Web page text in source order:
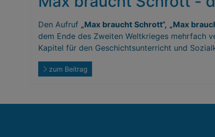
Den Aufruf „Max braucht Schrott“, „Max
dem Ende des Zweiten Weltkrieges mehrfach
Kapitel für den Geschichtsunterricht und
zum Beitrag